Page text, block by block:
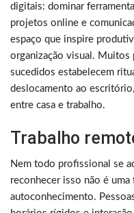
digitais: dominar
projetos online e
espaço que inspire
organização visual.
sucedidos estabelecem
deslocamento ao
entre casa e trabalho.
Trabalho
Nem todo profissional se
reconhecer isso não é uma
autoconhecimento.